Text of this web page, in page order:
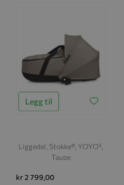
Legg til
Liggedel, Stokke®, YOYO³,
Taupe
kr 2 799,00